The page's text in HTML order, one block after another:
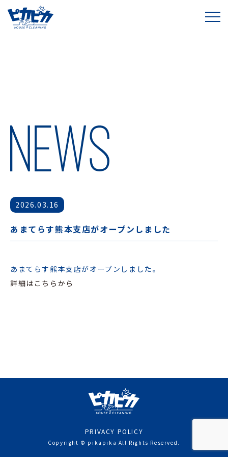
2026.03.16
あまてらす熊本支店がオープンしました
あまてらす熊本支店がオープンしました。
詳細はこちらから
PRIVACY POLICY
Copyright © pikapika All Rights Reserved.